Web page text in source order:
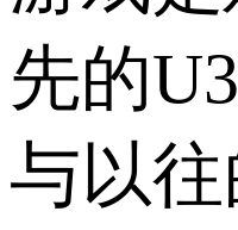
先的
与以